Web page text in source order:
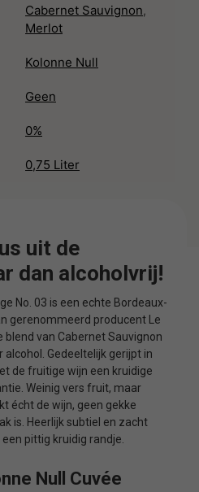
Cabernet Sauvignon,
Merlot
Kolonne Null
Geen
0%
0,75 Liter
uit de
dan alcoholvrij!
No. 03 is een echte Bordeaux-
gerenommeerd producent Le
blend van Cabernet Sauvignon
Gedeeltelijk gerijpt in
de fruitige wijn een kruidige
Weinig vers fruit, maar
écht de wijn, geen gekke
is. Heerlijk subtiel en zacht
pittig kruidig randje.
Null Cuvée